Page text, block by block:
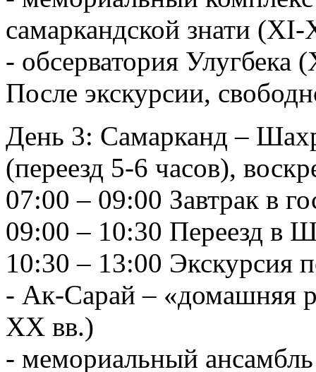
самаркандской знати
- обсерватория Улугбека
После экскурсии,
День 3: Самарканд –
(переезд 5-6 часов),
07:00 – 09:00 Завтрак в
09:00 – 10:30 Переезд в
10:30 – 13:00 Экскурсия
- Ак-Сарай – «домашняя
XX вв.)
- мемориальный